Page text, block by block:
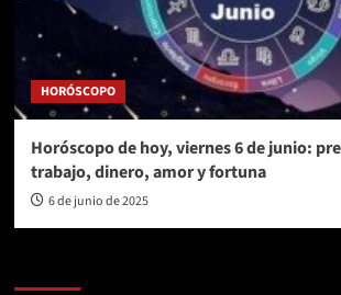
HORÓSCOPO
Horóscopo de hoy, viernes 6 de junio:
trabajo, dinero, amor y fortuna
6 de junio de 2025